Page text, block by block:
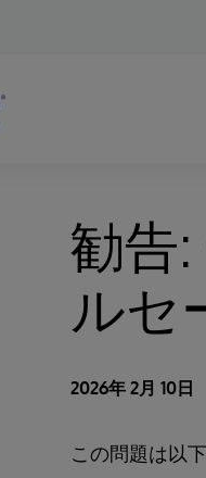
勧告
ルセ
2026年 2月 10日
この問題は以